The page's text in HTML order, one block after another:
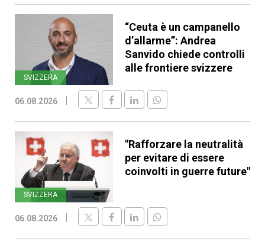
SVIZZERA
“Ceuta è un campanello
d’allarme”: Andrea
Sanvido chiede controlli
alle frontiere svizzere
06.08.2026
SVIZZERA
"Rafforzare la neutralità
per evitare di essere
coinvolti in guerre future"
06.08.2026